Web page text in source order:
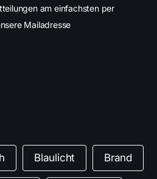
am einfachsten per
Mailadresse
Blaulicht Brand